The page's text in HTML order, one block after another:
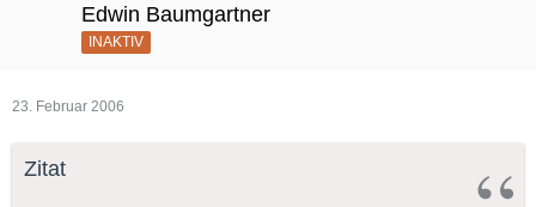
Edwin Baumgartner
INAKTIV
23. Februar 2006
Zitat